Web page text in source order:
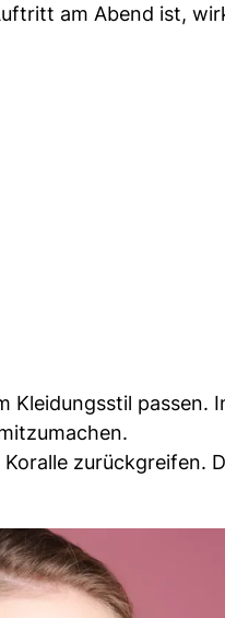
am Abend ist,
Kleidungsstil passen.
zurückgreifen.